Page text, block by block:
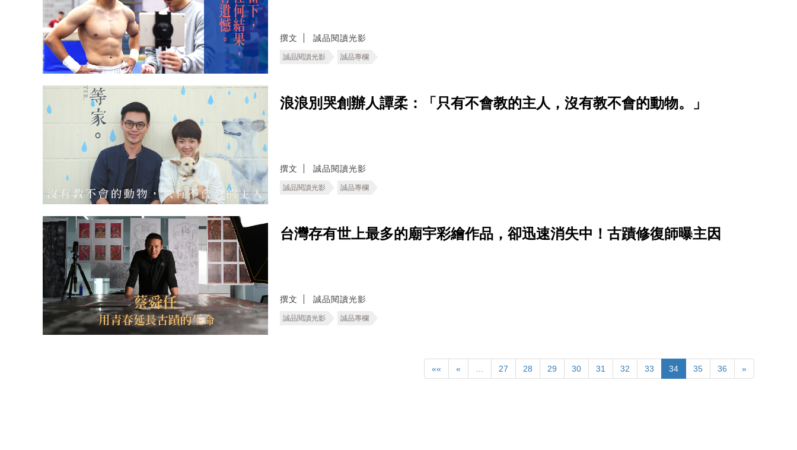
撰文 誠品閱讀光影
誠品閱讀光影 誠品專欄
浪浪別哭創辦人譚柔：「只有不會教的主人，沒有教不會的動物。」
撰文 誠品閱讀光影
誠品閱讀光影 誠品專欄
台灣存有世上最多的廟宇彩繪作品，卻迅速消失中！古蹟修復師曝主因
撰文 誠品閱讀光影
誠品閱讀光影 誠品專欄
«« « … 27 28 29 30 31 32 33 34 35 36 »